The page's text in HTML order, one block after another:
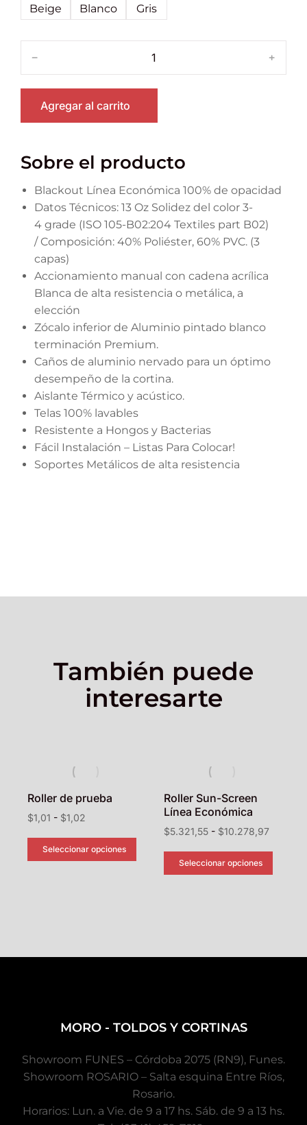
Beige Blanco Gris
﹣ ﹢
Agregar al carrito
Sobre el producto
Blackout Línea Económica 100% de opacidad
Datos Técnicos: 13 Oz Solidez del color 3-
4 grade (ISO 105-B02:204 Textiles part B02)
/ Composición: 40% Poliéster, 60% PVC. (3
capas)
Accionamiento manual con cadena acrílica
Blanca de alta resistencia o metálica, a
elección
Zócalo inferior de Aluminio pintado blanco
terminación Premium.
Caños de aluminio nervado para un óptimo
desempeño de la cortina.
Aislante Térmico y acústico.
Telas 100% lavables
Resistente a Hongos y Bacterias
Fácil Instalación – Listas Para Colocar!
Soportes Metálicos de alta resistencia
También puede
interesarte
Roller de prueba
$1,01 - $1,02
Seleccionar opciones
Roller Sun-Screen
Línea Económica
$5.321,55 - $10.278,97
Seleccionar opciones
MORO - TOLDOS Y CORTINAS
Showroom FUNES – Córdoba 2075 (RN9), Funes.
Showroom ROSARIO – Salta esquina Entre Ríos,
Rosario.
Horarios: Lun. a Vie. de 9 a 17 hs. Sáb. de 9 a 13 hs.